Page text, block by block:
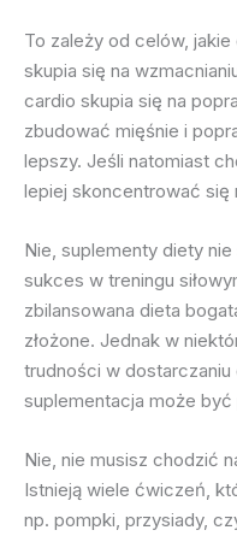
To zależy od celów,
skupia się na
cardio skupia się na
zbudować mięśnie i
lepszy. Jeśli natomiast
lepiej skoncentrować się
Nie, suplementy diety
sukces w treningu
zbilansowana dieta
złożone. Jednak w
trudności w dostarczaniu
suplementacja może być
Nie, nie musisz chodzić
Istnieją wiele ćwiczeń,
np. pompki, przysiady,